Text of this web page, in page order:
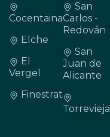
Cocentaina
Elche
El
Vergel
Finestrat
San
Carlos -
Redován
San
Juan de
Alicante
Torrevieja